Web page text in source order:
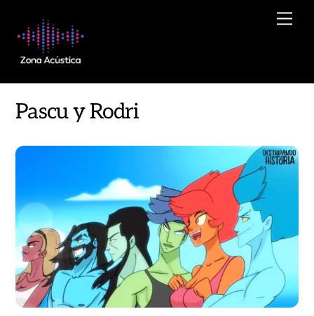
content
Pascu y Rodri